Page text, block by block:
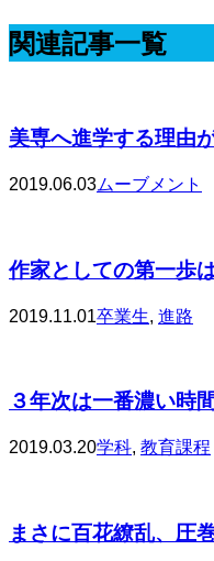
関連記事一覧
美専へ進学する理由
2019.06.03ムーブメント
作家としての第一歩
2019.11.01卒業生, 進路
３年次は一番濃い時
2019.03.20学科, 教育課程
まさに百花繚乱、圧